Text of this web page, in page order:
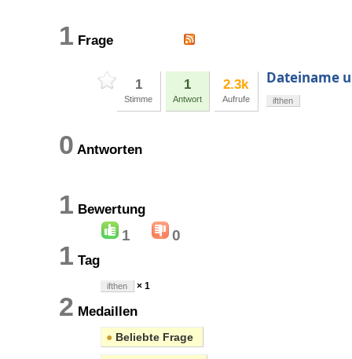
1 Frage
1
Stimme
1
Antwort
2.3k
Aufrufe
Dateiname
ifthen
0 Antworten
1 Bewertung
1 0
1 Tag
ifthen × 1
2 Medaillen
● Beliebte Frage